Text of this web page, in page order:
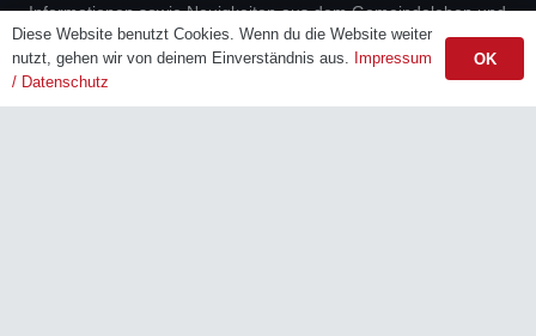
Informationen sowie Neuigkeiten aus dem Gemeindeleben und
präsentiert sein touristisches Angebot.
Aktuelle Beiträge
Diese Website benutzt Cookies. Wenn du die Website weiter
nutzt, gehen wir von deinem Einverständnis aus. Impressum
/ Datenschutz
OK